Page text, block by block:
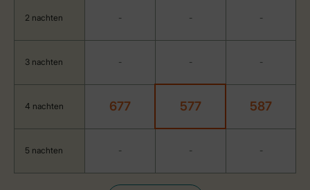
2 nachten - - -
3 nachten - - -
4 nachten 677 577 587
5 nachten - - -